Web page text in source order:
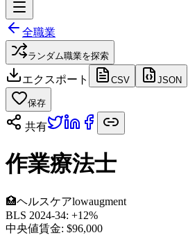
全職業
ランダム職業を探索
エクスポート CSV JSON
保存
共有
作業療法士
🏥ヘルスケアlowaugment
BLS 2024-34: +12%
中央値賃金: $96,000